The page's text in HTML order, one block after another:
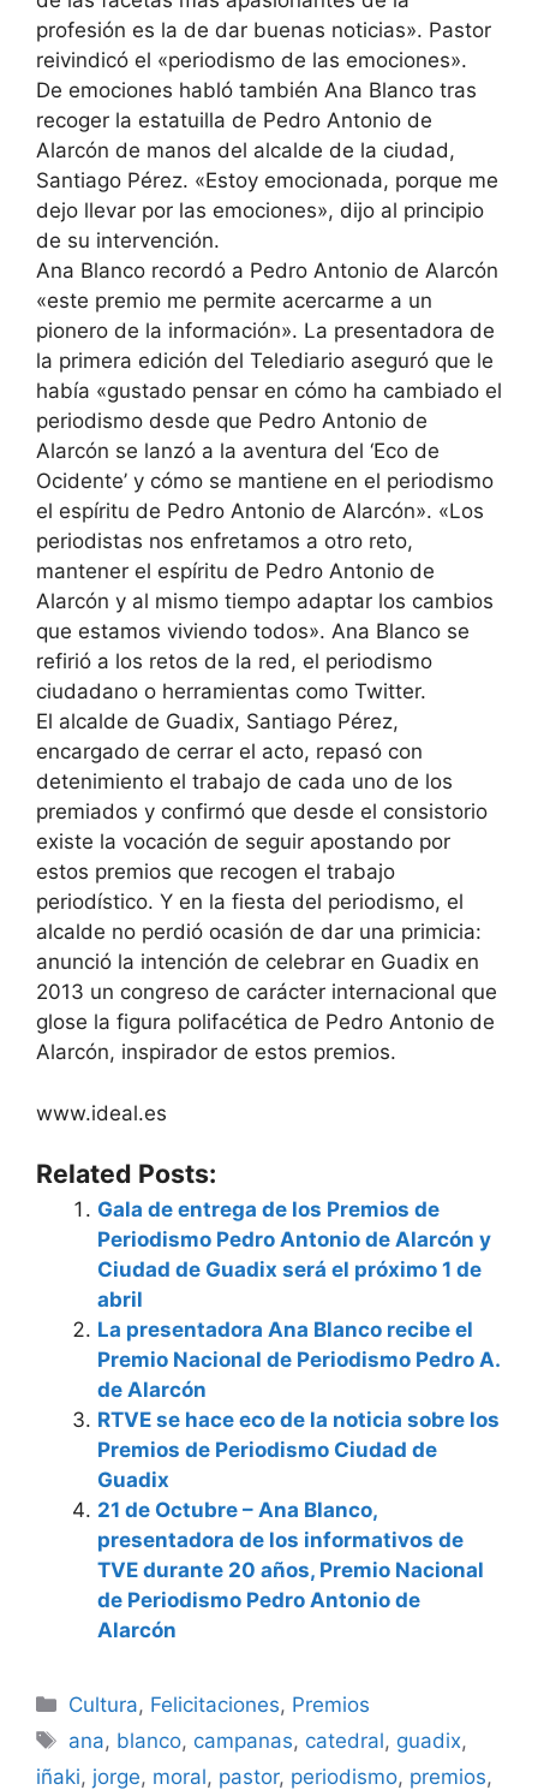
profesión es la de dar buenas noticias». Pastor
reivindicó el «periodismo de las emociones».
De emociones habló también Ana Blanco tras
recoger la estatuilla de Pedro Antonio de
Alarcón de manos del alcalde de la ciudad,
Santiago Pérez. «Estoy emocionada, porque me
dejo llevar por las emociones», dijo al principio
de su intervención.
Ana Blanco recordó a Pedro Antonio de Alarcón
«este premio me permite acercarme a un
pionero de la información». La presentadora de
la primera edición del Telediario aseguró que le
había «gustado pensar en cómo ha cambiado el
periodismo desde que Pedro Antonio de
Alarcón se lanzó a la aventura del ‘Eco de
Ocidente’ y cómo se mantiene en el periodismo
el espíritu de Pedro Antonio de Alarcón». «Los
periodistas nos enfretamos a otro reto,
mantener el espíritu de Pedro Antonio de
Alarcón y al mismo tiempo adaptar los cambios
que estamos viviendo todos». Ana Blanco se
refirió a los retos de la red, el periodismo
ciudadano o herramientas como Twitter.
El alcalde de Guadix, Santiago Pérez,
encargado de cerrar el acto, repasó con
detenimiento el trabajo de cada uno de los
premiados y confirmó que desde el consistorio
existe la vocación de seguir apostando por
estos premios que recogen el trabajo
periodístico. Y en la fiesta del periodismo, el
alcalde no perdió ocasión de dar una primicia:
anunció la intención de celebrar en Guadix en
2013 un congreso de carácter internacional que
glose la figura polifacética de Pedro Antonio de
Alarcón, inspirador de estos premios.
www.ideal.es
Related Posts:
Gala de entrega de los Premios de
Periodismo Pedro Antonio de Alarcón y
Ciudad de Guadix será el próximo 1 de
abril
La presentadora Ana Blanco recibe el
Premio Nacional de Periodismo Pedro A.
de Alarcón
RTVE se hace eco de la noticia sobre los
Premios de Periodismo Ciudad de
Guadix
21 de Octubre – Ana Blanco,
presentadora de los informativos de
TVE durante 20 años, Premio Nacional
de Periodismo Pedro Antonio de
Alarcón
Categorías
Cultura, Felicitaciones, Premios
Etiquetas
ana, blanco, campanas, catedral, guadix,
iñaki, jorge, moral, pastor, periodismo, premios,